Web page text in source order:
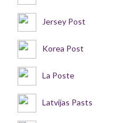
Jersey Post
Korea Post
La Poste
Latvijas Pasts